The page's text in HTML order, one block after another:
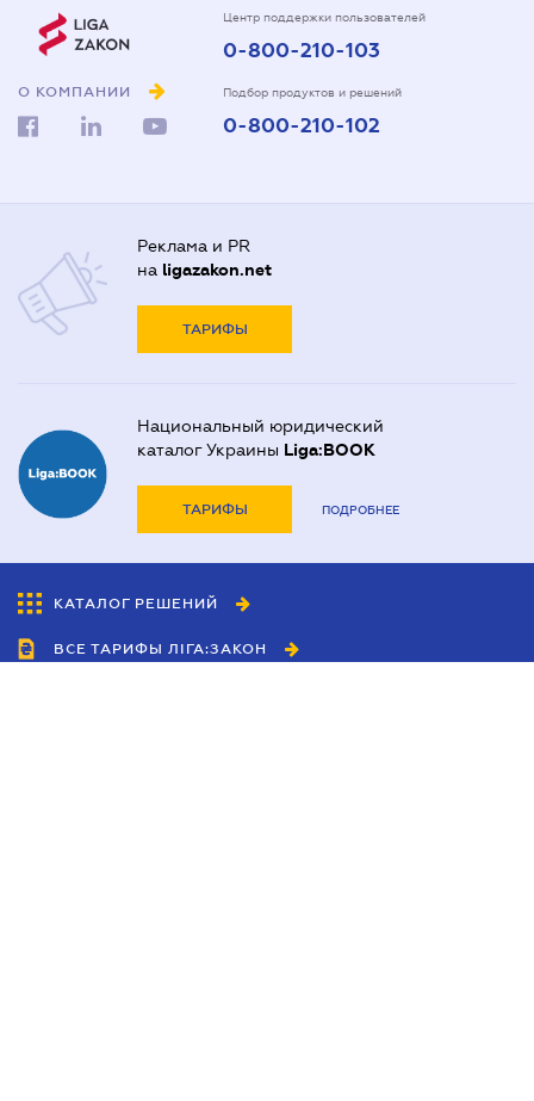
О КОМПАНИИ
Центр поддержки пользователей
0-800-210-103
Подбор продуктов и решений
0-800-210-102
Реклама и PR
на ligazakon.net
ТАРИФЫ
Национальный юридический
каталог Украины Liga:BOOK
ТАРИФЫ ПОДРОБНЕЕ
КАТАЛОГ РЕШЕНИЙ
ВСЕ ТАРИФЫ ЛІГА:ЗАКОН